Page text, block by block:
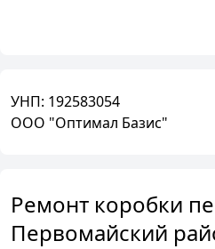
УНП: 192583054
ООО "Оптимал Базис"
Ремонт коробки
Первомайский